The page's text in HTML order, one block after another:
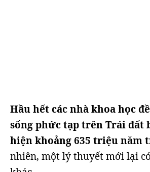
Hầu hết các nhà khoa học
sống phức tạp trên Trái đất
hiện khoảng 635 triệu năm
nhiên, một lý thuyết mới lại